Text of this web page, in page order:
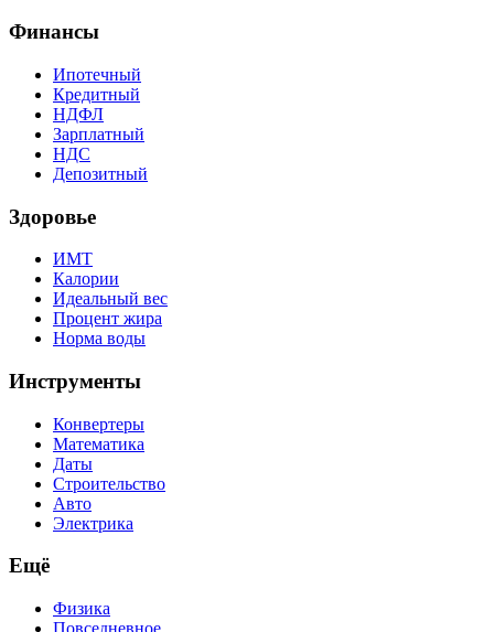
Финансы
Ипотечный
Кредитный
НДФЛ
Зарплатный
НДС
Депозитный
Здоровье
ИМТ
Калории
Идеальный вес
Процент жира
Норма воды
Инструменты
Конвертеры
Математика
Даты
Строительство
Авто
Электрика
Ещё
Физика